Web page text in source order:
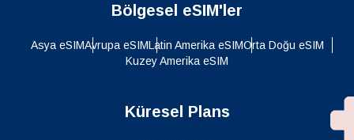
Bölgesel eSIM'ler
Asya eSIMAvrupa eSIMLatin Amerika eSIMOrta Doğu eSIM
Kuzey Amerika eSIM
Küresel Plans